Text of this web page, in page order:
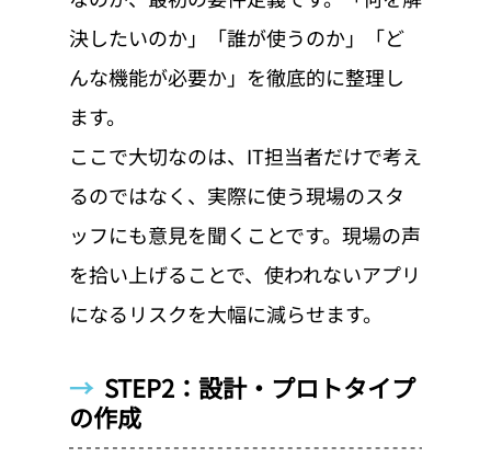
決したいのか」「誰が使うのか」「ど
んな機能が必要か」を徹底的に整理し
ます。
ここで大切なのは、IT担当者だけで考え
るのではなく、実際に使う現場のスタ
ッフにも意見を聞くことです。現場の声
を拾い上げることで、使われないアプリ
になるリスクを大幅に減らせます。
→ STEP2：設計・プロトタイプ
の作成